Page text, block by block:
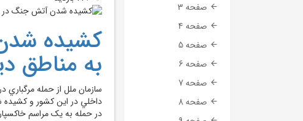
صفحه 3
صفحه 4
صفحه 5
صفحه 6
صفحه 7
صفحه 8
کشيده
به مناطق
سازمان ملل از حمله
داخلي در اين کشور و کشيده
در حمله به يک مراسم